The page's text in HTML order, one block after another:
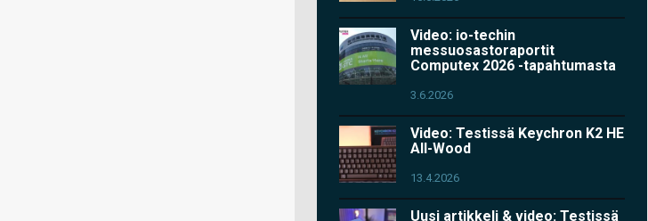
Video: io-techin
messuosastoraportit
Computex 2026 -tapahtumasta
3.6.2026
Video: Testissä Keychron K2 HE
All-Wood
13.4.2026
Uusi artikkeli & video: Testissä